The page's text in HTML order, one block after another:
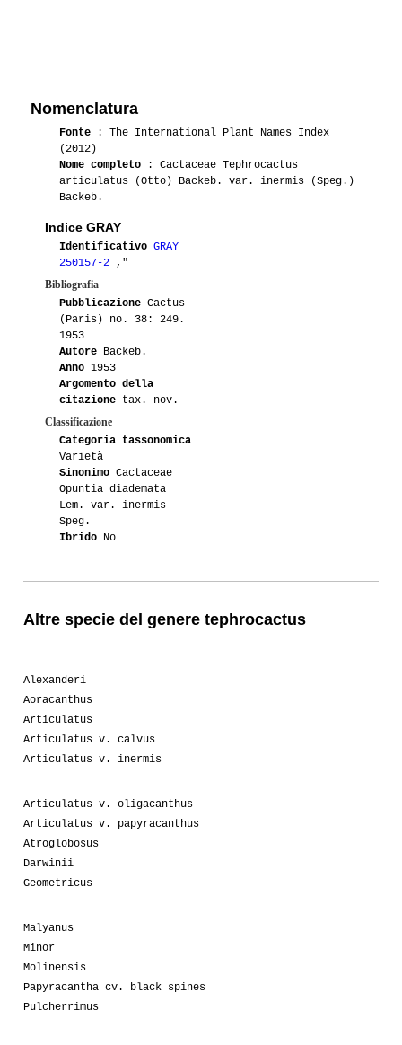
Nomenclatura
Fonte : The International Plant Names Index
(2012)
Nome completo : Cactaceae Tephrocactus
articulatus (Otto) Backeb. var. inermis (Speg.)
Backeb.
Indice GRAY
Identificativo GRAY
250157-2
,"
Bibliografia
Pubblicazione Cactus
(Paris) no. 38: 249.
1953
Autore Backeb.
Anno 1953
Argomento della
citazione tax. nov.
Classificazione
Categoria tassonomica
Varietà
Sinonimo Cactaceae
Opuntia diademata
Lem. var. inermis
Speg.
Ibrido No
Altre specie del genere tephrocactus
Alexanderi
Aoracanthus
Articulatus
Articulatus v. calvus
Articulatus v. inermis
Articulatus v. oligacanthus
Articulatus v. papyracanthus
Atroglobosus
Darwinii
Geometricus
Malyanus
Minor
Molinensis
Papyracantha cv. black spines
Pulcherrimus